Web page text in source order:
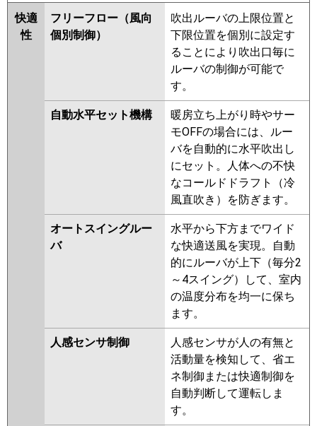
パナソニック PA-P63L7GNC PA-P63L7GC
三菱電機 PLZ-ZRMP63LF5
PLZ-ZRMP63L5
PLZ-ZRMP63L4 PLZ-ZRMP63LF4
PLZ-ZRMP63LF3 PLZ-ZRMP63L3
PLZ-ZRMP63LF2 PLZ-ZRMP63L2
PLZ-ZRMP63LZ
ZRMP63LFZ PLZ-ZRMP63LFY
PLZ-ZRMP63LY PLZ-ZRMP63LV
PLZ-ZRMP63LFV PLZ-
ZRMP63LFR PLZ-ZRMP63LR
RCID-GP63RGH7 RCID-GP63RGH6
RCID-GP63RGH5 RCID-GP63RGH4
RCID-GP63RGH3 RCID-AP63GH7
RCID-GP63RGH2 RCID-AP63GH6
RCID-GP63RGH1
FDTWZ635HA5SA-rak
FDTWZ635HA5SA
FDTWZ635H5SA-rak
FDTWZ635H5SA FDTWZ635H5S-
FDTWZ635H5S-rakuri-na
FDTWZ635H5S
PA-P63L7GB PA-P63L7GNB PA-
PA-P63L7GNA
快適
性
フリーフロー（風向
個別制御）
吹出ルーバの上限位置と
下限位置を個別に設定す
ることにより吹出口毎に
ルーバの制御が可能で
す。
自動水平セット機構
暖房立ち上がり時やサー
モOFFの場合には、ルー
バを自動的に水平吹出し
にセット。人体への不快
なコールドドラフト（冷
風直吹き）を防ぎます。
オートスイングルー
バ
水平から下方までワイド
な快適送風を実現。自動
的にルーバが上下（毎分2
～4スイング）して、室内
の温度分布を均一に保ち
ます。
人感センサ制御
人感センサが人の有無と
活動量を検知して、省エ
ネ制御または快適制御を
自動判断して運転しま
す。